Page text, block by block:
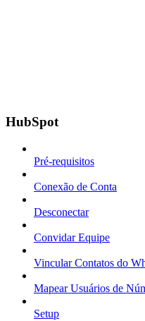
HubSpot
Pré-requisitos
Conexão de Conta
Desconectar
Convidar Equipe
Vincular Contatos do
Mapear Usuários de
Setup